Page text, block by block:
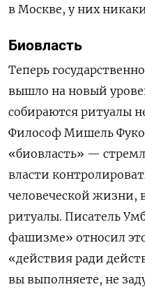
в Москве, у них
Биовласть
Теперь
вышло на новый
собираются ритуалы
Философ Мишель Фуко
«биовласть» —
власти
человеческой жизни,
ритуалы. Писатель
фашизме» относил
«действия ради
вы выполняете, не